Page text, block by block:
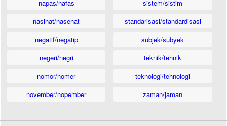
napas/nafas
nasihat/nasehat
negatif/negatip
negeri/negri
nomor/nomer
november/nopember
sistem/sistim
standarisasi/standardisasi
subjek/subyek
teknik/tehnik
teknologi/tehnologi
zaman/jaman